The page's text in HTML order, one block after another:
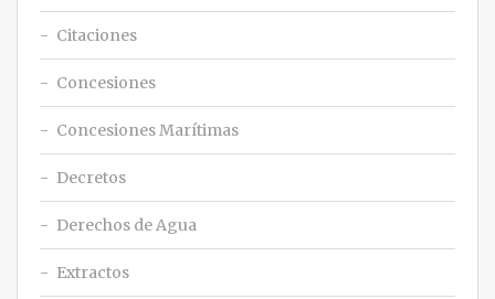
Citaciones
Concesiones
Concesiones Marítimas
Decretos
Derechos de Agua
Extractos